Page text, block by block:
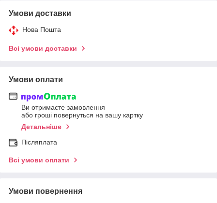
Умови доставки
Нова Пошта
Всі умови доставки
Умови оплати
Ви отримаєте замовлення
або гроші повернуться на вашу картку
Детальніше
Післяплата
Всі умови оплати
Умови повернення